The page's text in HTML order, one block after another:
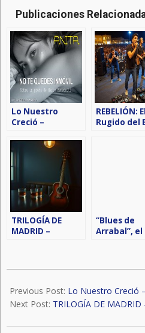
Publicaciones
Lo Nuestro
Creció –
ANITA
REBELIÓN: El
Rugido del
TRILOGÍA DE
MADRID –
“Blues de
Arrabal”, el
05-
11
Previous Post: Lo Nuestro Creció
Next Post: TRILOGÍA DE MADRID